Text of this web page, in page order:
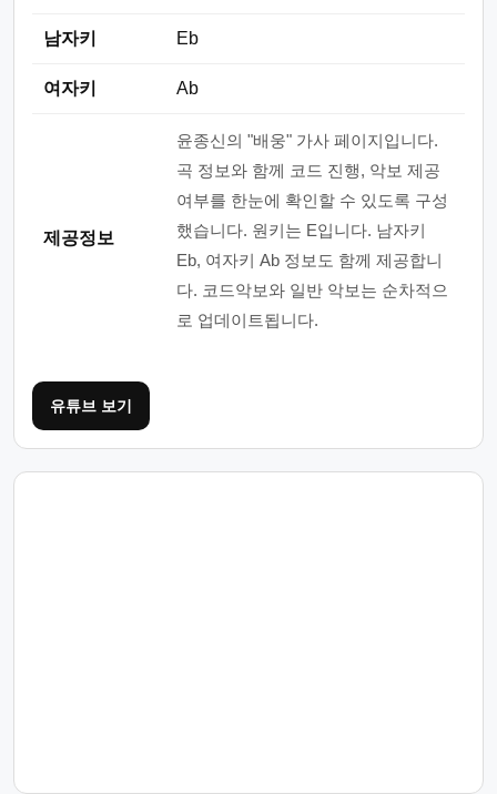
남자키 Eb
여자키 Ab
제공정보
윤종신의 "배웅" 가사 페이지입니다.
곡 정보와 함께 코드 진행, 악보 제공
여부를 한눈에 확인할 수 있도록 구성
했습니다. 원키는 E입니다. 남자키
Eb, 여자키 Ab 정보도 함께 제공합니
다. 코드악보와 일반 악보는 순차적으
로 업데이트됩니다.
유튜브 보기